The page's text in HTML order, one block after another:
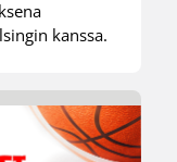
kanssa.